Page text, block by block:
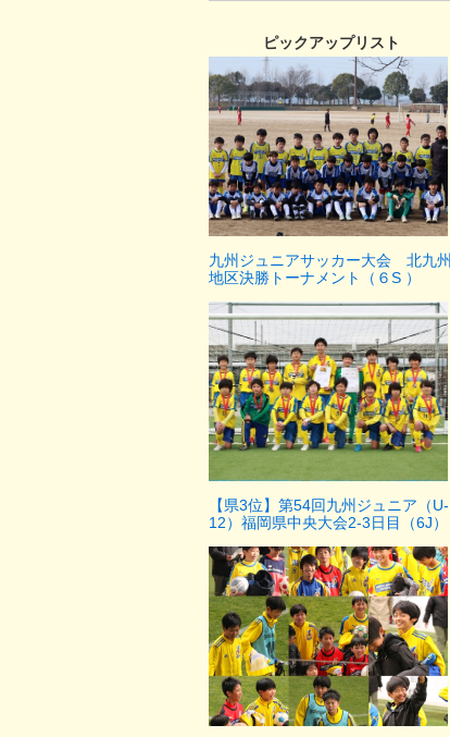
ピックアップリスト
九州ジュニアサッカー大会 北九州
地区決勝トーナメント（６S ）
【県3位】第54回九州ジュニア（U-
12）福岡県中央大会2-3日目（6J）